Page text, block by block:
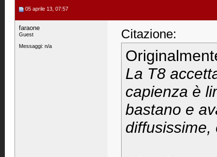
05 aprile 13, 07:57
faraone
Guest
Messaggi: n/a
Citazione:
La T8
capienza è
bastano e
diffusissime,